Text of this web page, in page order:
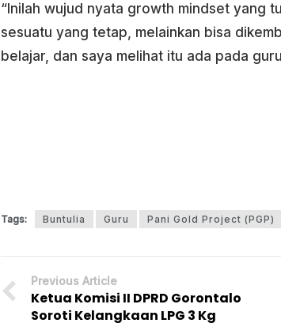
“Inilah wujud nyata growth mindset yang
sesuatu yang tetap, melainkan bisa
belajar, dan saya melihat itu ada pada
Tags: Buntulia Guru Pani Gold Project (PGP)
Previous Article
Ketua Komisi II DPRD Gorontalo
Soroti Kelangkaan LPG 3 Kg